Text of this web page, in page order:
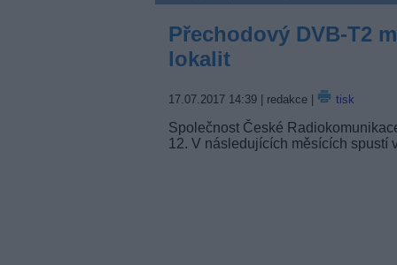
Přechodový DVB-T2
lokalit
17.07.2017 14:39| redakce | tisk
Společnost České
12. V následujících měsících spustí